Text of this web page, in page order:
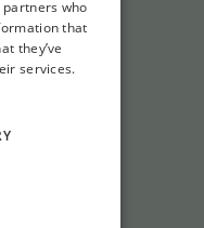
who
that
they’ve
services.